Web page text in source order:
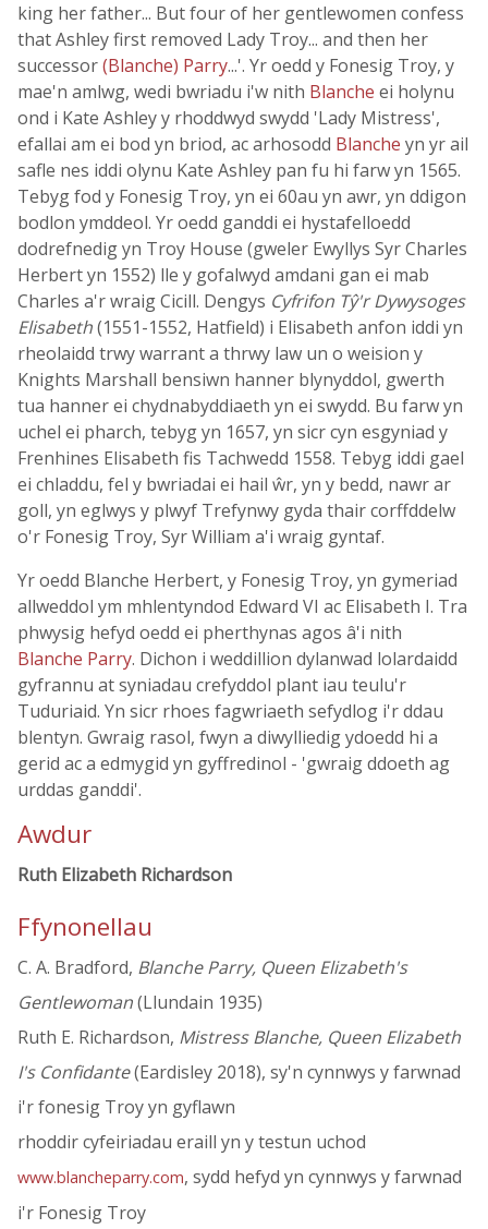
king her father... But four of her gentlewomen confess
that Ashley first removed Lady Troy... and then her
successor(Blanche) Parry...'. Yr oedd y Fonesig Troy, y
mae'n amlwg, wedi bwriadu i'w nith Blanche ei holynu
ond i Kate Ashley y rhoddwyd swydd 'Lady Mistress',
efallai am ei bod yn briod, ac arhosodd Blanche yn yr ail
safle nes iddi olynu Kate Ashley pan fu hi farw yn 1565.
Tebyg fod y Fonesig Troy, yn ei 60au yn awr, yn ddigon
bodlon ymddeol. Yr oedd ganddi ei hystafelloedd
dodrefnedig yn Troy House (gweler Ewyllys Syr Charles
Herbert yn 1552) lle y gofalwyd amdani gan ei mab
Charles a'r wraig Cicill. Dengys Cyfrifon Tŷ'r Dywysoges
Elisabeth(1551-1552, Hatfield) i Elisabeth anfon iddi yn
rheolaidd trwy warrant a thrwy law un o weision y
Knights Marshall bensiwn hanner blynyddol, gwerth
tua hanner ei chydnabyddiaeth yn ei swydd. Bu farw yn
uchel ei pharch, tebyg yn 1657, yn sicr cyn esgyniad y
Frenhines Elisabeth fis Tachwedd 1558. Tebyg iddi gael
ei chladdu, fel y bwriadai ei hail ŵr, yn y bedd, nawr ar
goll, yn eglwys y plwyf Trefynwy gyda thair corffddelw
o'r Fonesig Troy, Syr William a'i wraig gyntaf.
Yr oedd Blanche Herbert, y Fonesig Troy, yn gymeriad
allweddol ym mhlentyndod Edward VI ac Elisabeth I. Tra
phwysig hefyd oedd ei pherthynas agos â'i nith
Blanche Parry. Dichon i weddillion dylanwad lolardaidd
gyfrannu at syniadau crefyddol plant iau teulu'r
Tuduriaid. Yn sicr rhoes fagwriaeth sefydlog i'r ddau
blentyn. Gwraig rasol, fwyn a diwylliedig ydoedd hi a
gerid ac a edmygid yn gyffredinol - 'gwraig ddoeth ag
urddas ganddi'.
Awdur
Ruth Elizabeth Richardson
Ffynonellau
C. A. Bradford, Blanche Parry, Queen Elizabeth's
Gentlewoman(Llundain 1935)
Ruth E. Richardson, Mistress Blanche, Queen Elizabeth
I's Confidante(Eardisley 2018), sy'n cynnwys y farwnad
i'r fonesig Troy yn gyflawn
rhoddir cyfeiriadau eraill yn y testun uchod
www.blancheparry.com, sydd hefyd yn cynnwys y farwnad
i'r Fonesig Troy